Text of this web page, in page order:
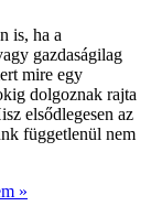
is, ha a
gazdaságilag
mire egy
dolgoznak rajta
elsődlegesen az
függetlenül nem
»